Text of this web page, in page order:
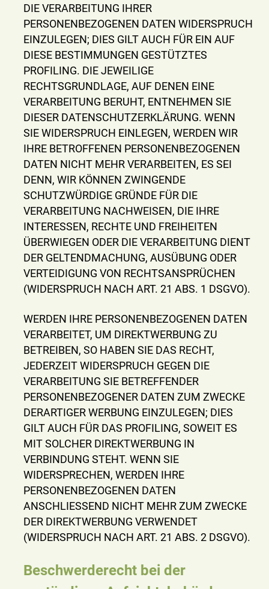
DIE VERARBEITUNG IHRER
PERSONENBEZOGENEN DATEN WIDERSPRUCH
EINZULEGEN; DIES GILT AUCH FÜR EIN AUF
DIESE BESTIMMUNGEN GESTÜTZTES
PROFILING. DIE JEWEILIGE
RECHTSGRUNDLAGE, AUF DENEN EINE
VERARBEITUNG BERUHT, ENTNEHMEN SIE
DIESER DATENSCHUTZERKLÄRUNG. WENN
SIE WIDERSPRUCH EINLEGEN, WERDEN WIR
IHRE BETROFFENEN PERSONENBEZOGENEN
DATEN NICHT MEHR VERARBEITEN, ES SEI
DENN, WIR KÖNNEN ZWINGENDE
SCHUTZWÜRDIGE GRÜNDE FÜR DIE
VERARBEITUNG NACHWEISEN, DIE IHRE
INTERESSEN, RECHTE UND FREIHEITEN
ÜBERWIEGEN ODER DIE VERARBEITUNG DIENT
DER GELTENDMACHUNG, AUSÜBUNG ODER
VERTEIDIGUNG VON RECHTSANSPRÜCHEN
(WIDERSPRUCH NACH ART. 21 ABS. 1 DSGVO).
WERDEN IHRE PERSONENBEZOGENEN DATEN
VERARBEITET, UM DIREKTWERBUNG ZU
BETREIBEN, SO HABEN SIE DAS RECHT,
JEDERZEIT WIDERSPRUCH GEGEN DIE
VERARBEITUNG SIE BETREFFENDER
PERSONENBEZOGENER DATEN ZUM ZWECKE
DERARTIGER WERBUNG EINZULEGEN; DIES
GILT AUCH FÜR DAS PROFILING, SOWEIT ES
MIT SOLCHER DIREKTWERBUNG IN
VERBINDUNG STEHT. WENN SIE
WIDERSPRECHEN, WERDEN IHRE
PERSONENBEZOGENEN DATEN
ANSCHLIESSEND NICHT MEHR ZUM ZWECKE
DER DIREKTWERBUNG VERWENDET
(WIDERSPRUCH NACH ART. 21 ABS. 2 DSGVO).
Beschwerderecht bei der